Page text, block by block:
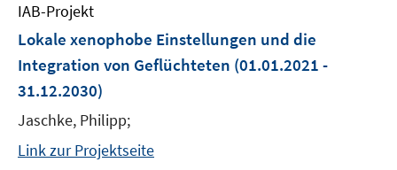
IAB-Projekt
Lokale xenophobe Einstellungen und die
Integration von Geflüchteten (01.01.2021 -
31.12.2030)
Jaschke, Philipp;
Link zur Projektseite